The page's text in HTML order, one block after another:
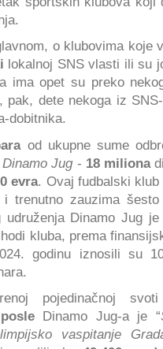
o klubovima koje
lokalnoj SNS vlasti ili su
ima opet su preko
pak, dete nekoga iz
dobitnika.
od ukupne sume
Dinamo Jug- 18 miliona
evra. Ovaj fudbalski
trenutno zauzima
udruženja Dinamo Jug je
kluba, prema
godinu iznosili su
pojedinačnoj
Dinamo Jug-a je “
vaspitanje